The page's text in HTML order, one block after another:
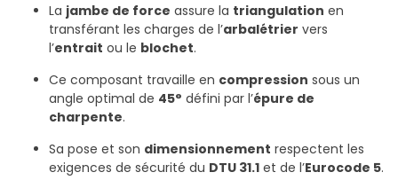
La jambe de force assure la triangulation en
transférant les charges de l’arbalétrier vers
l’entrait ou le blochet.
Ce composant travaille en compression sous un
angle optimal de 45° défini par l’épure de
charpente.
Sa pose et son dimensionnement respectent les
exigences de sécurité du DTU 31.1 et de l’Eurocode 5.